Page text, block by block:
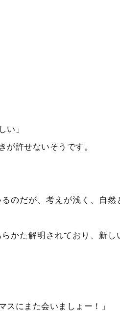
い」
許せないそうです。
のだが、考えが浅く、自
かた解明されており、新し
スにまた会いましょー！」